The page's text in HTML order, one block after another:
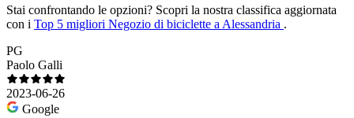
Stai confrontando le opzioni? Scopri la nostra classifica aggiornata
con i Top 5 migliori Negozio di biciclette a Alessandria .
PG
Paolo Galli
2023-06-26
Google